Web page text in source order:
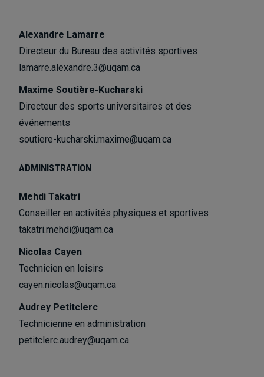
Alexandre Lamarre
Directeur du Bureau des activités sportives
lamarre.alexandre.3@uqam.ca
Maxime Soutière-Kucharski
Directeur des sports universitaires et des
événements
soutiere-kucharski.maxime@uqam.ca
ADMINISTRATION
Mehdi Takatri
Conseiller en activités physiques et sportives
takatri.mehdi@uqam.ca
Nicolas Cayen
Technicien en loisirs
cayen.nicolas@uqam.ca
Audrey Petitclerc
Technicienne en administration
petitclerc.audrey@uqam.ca